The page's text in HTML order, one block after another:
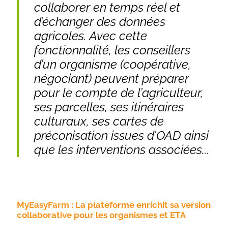
collaborer en temps réel et
d’échanger des données
agricoles. Avec cette
fonctionnalité, les conseillers
d’un organisme (coopérative,
négociant) peuvent préparer
pour le compte de l’agriculteur,
ses parcelles, ses itinéraires
culturaux, ses cartes de
préconisation issues d’OAD ainsi
que les interventions associées...
MyEasyFarm : La plateforme enrichit sa version
collaborative pour les organismes et ETA